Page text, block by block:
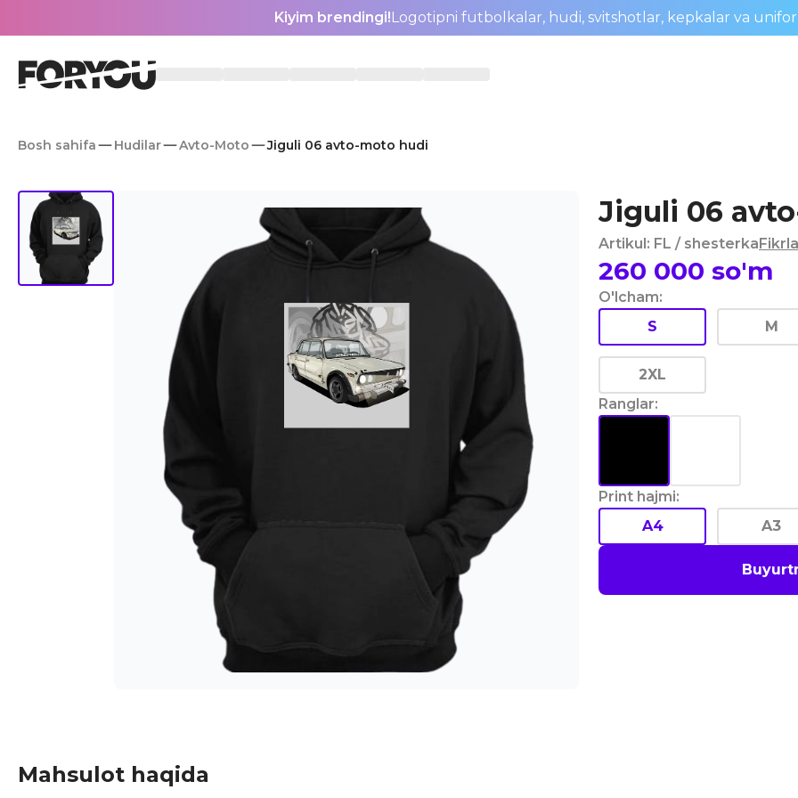
Kiyim brendingi!Logotipni futbolkalar, hudi, svitshotlar, kepkalar va
Bosh sahifa Hudilar Avto-Moto Jiguli 06 avto-moto hudi
Jiguli 06
Artikul: FL / shesterka
260 000 so'm
O'lcham:
S
M
2XL
Ranglar:
Print hajmi:
A4
A3
Mahsulot haqida